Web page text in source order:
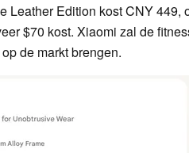
Leather Edition kost CNY
$70 kost. Xiaomi zal de
de markt brengen.